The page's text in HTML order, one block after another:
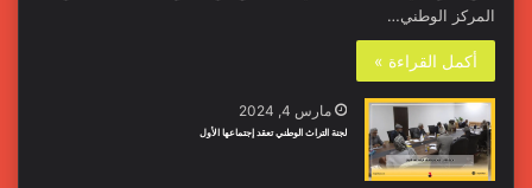
المركز الوطني…
أكمل القراءة »
مارس 4, 2024
لجنة التراث الوطني تعقد إجتماعها الأول